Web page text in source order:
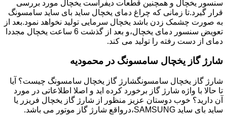
سنسور یخچال و همچنین قطعات دیفراست یخچال مورد بررسی
قرار گیرد.تا زمانی که چراغ دمای یخچال ساید بای ساید سامسونگ
به صورت چشمک زدن باشد یخچال سرمایی تولید نخواهد نمود.بعد از
تعویض سنسور دمای یخچال،و بعد از گذشت 6 ساعت یخچال مجددا
دمای از دست رفته را تولید می کند.
شارژ گاز یخچال سامسونگ در محمودیه
شارژ گاز یخچال سامسونگشارژ گاز یخچال سامسونگ چیست؟ آیا
تا حالا با واژه شارژ گاز برخورد کرده اید و اصلا اطلاعاتی در مورد
آن دارید؟ خوب دوستان عزیز منظور از شارژ گاز یخچال فریزر یا
ساید بای ساید SAMSUNG،درواقع شارژ گاز موتور می باشد.